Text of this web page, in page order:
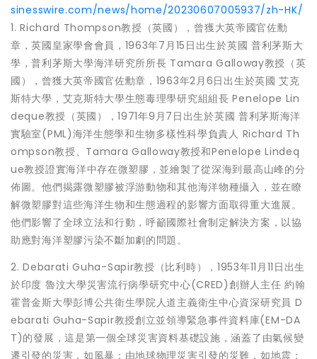
sinesswire.com/news/home/20230607005937/zh-HK/
1. Richard Thompson教授（英國），曾獲大英帝國官佐勳
章，英國皇家學會會員，1963年7月15日出生於英國 普利茅斯大
學，普利茅斯大學海洋研究所所長 Tamara Galloway教授（英
國），曾獲大英帝國官佐勳章，1963年2月6日出生於英國 艾克
斯特大學，艾克斯特大學生態毒理學研究組組長 Penelope Lin
deque教授（英國），1971年9月7日出生於英國 普利茅斯海洋
實驗室(PML)海洋生態學和生物多樣性科學負責人 Richard Th
ompson教授、Tamara Galloway教授和Penelope Lindeq
ue教授證實海洋中存在微塑膠，並繪製了從深海到最高山峰的分
佈圖。他們揭露微塑膠被浮游動物和其他海洋物種攝入，並在瞭
解微塑膠對這些海洋生物和生態過程的影響方面取得重大進展。
他們影響了全球立法和行動，呼籲國際社會制定解決方案，以協
助應對海洋塑膠污染不斷加劇的問題。
2. Debarati Guha-Sapir教授（比利時），1953年11月11日出生
於印度 魯汶大學災害流行病學研究中心(CRED)創辦人主任 約翰
霍普金斯大學彭博公共衛生學院人道主義衛生中心資深研究員 D
ebarati Guha-Sapir教授創立並領導緊急事件資料庫(EM-DA
T)的發展，這是第一個全球災害資料基礎設施，涵蓋了由氣候變
遷引發的災害，如風暴；由地球物理災害引發的災難，如地震；